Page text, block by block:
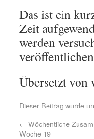
Das ist ein
Zeit
werden
Übersetzt von
Dieser Beitrag wurde
← Wöchentliche
Woche 19